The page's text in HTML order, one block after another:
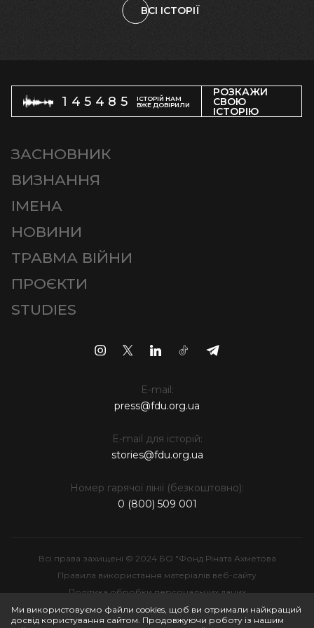
ВСІ ІСТОРІЇ
145485
ІСТОРІЙ НАМ
ВЖЕ ДОВІРИЛИ
РОЗКАЖИ
СВОЮ
ІСТОРІЮ
ЗАСНОВНИК
ВИЗНАННЯ
ІМЕНА
НОВИНИ
ТРАВМА ВІЙНИ
ПРОЄКТИ
STUDIES
E-mail:
press@fdu.org.ua
E-mail для історій:
stories@fdu.org.ua
Номер гарячої лінії (безкоштовно):
0 (800) 509 001
Всі права захищені © 2024 БО "Фонд Ріната Ахметова
Правила використання матеріалів веб-сайту
Політика обробки персональних даних
Інтелектуальна власність
Ми використовуємо файли cookies, щоб ви отримали найкращий
досвід користування сайтом. Продовжуючи роботу із нашим